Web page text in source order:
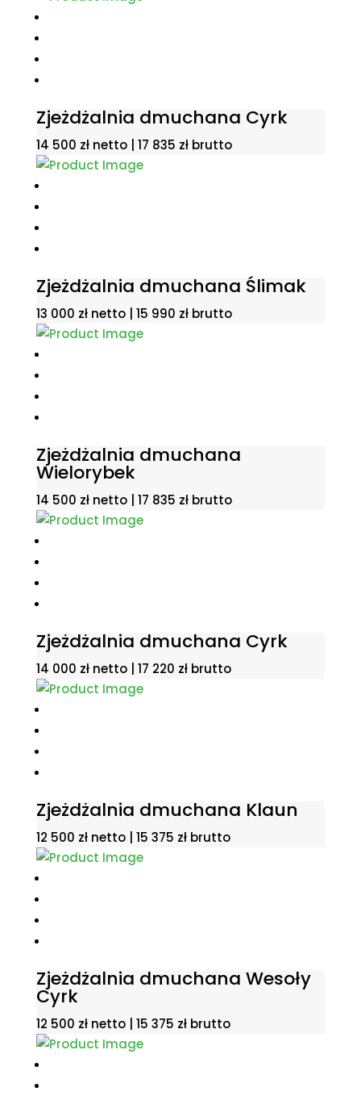
Zjeżdżalnia dmuchana Cyrk
14 500 zł netto | 17 835 złbrutto
Zjeżdżalnia dmuchana Ślimak
13 000 zł netto | 15 990 złbrutto
Zjeżdżalnia dmuchana
Wielorybek
14 500 zł netto | 17 835 złbrutto
Zjeżdżalnia dmuchana Cyrk
14 000 zł netto | 17 220 złbrutto
Zjeżdżalnia dmuchana Klaun
12 500 zł netto | 15 375 złbrutto
Zjeżdżalnia dmuchana Wesoły
Cyrk
12 500 zł netto | 15 375 złbrutto